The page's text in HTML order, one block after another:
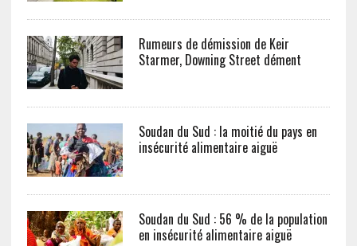
Rumeurs de démission de Keir
Starmer, Downing Street dément
Soudan du Sud : la moitié du pays en
insécurité alimentaire aiguë
Soudan du Sud : 56 % de la population
en insécurité alimentaire aiguë